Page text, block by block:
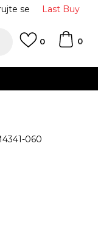
Last Buy
se
0
0
060